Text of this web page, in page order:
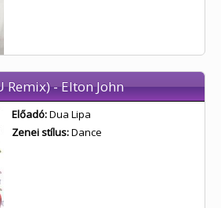
Remix) - Elton John
Előadó:Dua Lipa
Zenei stílus:Dance